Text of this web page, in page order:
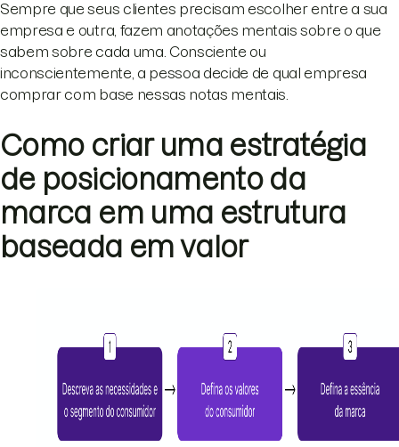
Sempre que seus clientes precisam escolher entre a sua
empresa e outra, fazem anotações mentais sobre o que
sabem sobre cada uma. Consciente ou
inconscientemente, a pessoa decide de qual empresa
comprar com base nessas notas mentais.
Como criar uma estratégia
de posicionamento da
marca em uma estrutura
baseada em valor